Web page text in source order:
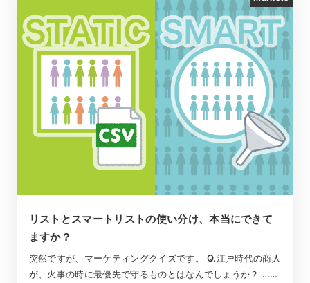
リストとスマートリストの使い分け、本当にできて
ますか？
突然ですが、マーケティングクイズです。 Q.江戸時代の商人
が、火事の時に最優先で守るものとはなんでしょうか？ ……